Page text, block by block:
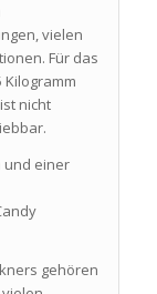
vielen
Für das
nicht
und einer
gehören